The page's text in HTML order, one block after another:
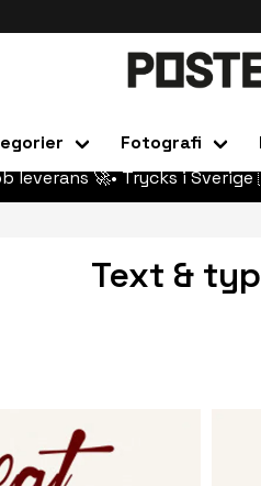
Fotografi
leverans 🚀• Trycks i
Text &